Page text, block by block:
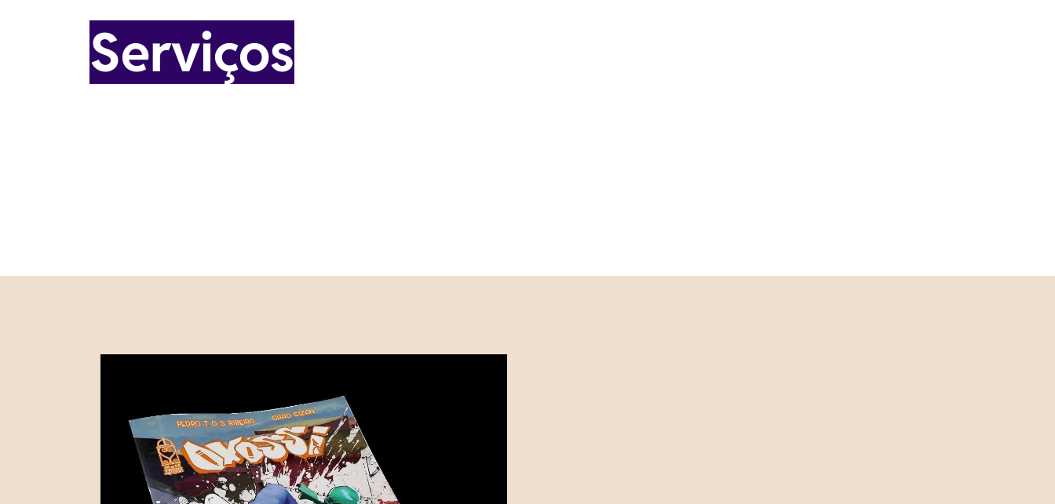
Serviços